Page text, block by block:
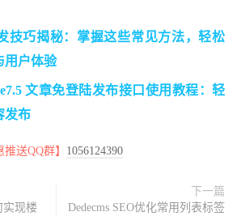
技巧揭秘：掌握这些常见方法，轻松
用户体验
文章免登陆发布接口使用教程：轻
发布
送QQ群】 1056124390
实现楼
下一篇
Dedecms SEO优化常用列表标签